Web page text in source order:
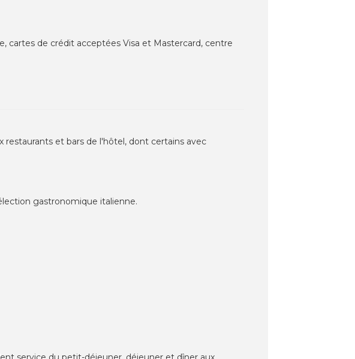
cartes de crédit acceptées Visa et Mastercard, centre
et bars de l'hôtel, dont certains avec
gastronomique italienne.